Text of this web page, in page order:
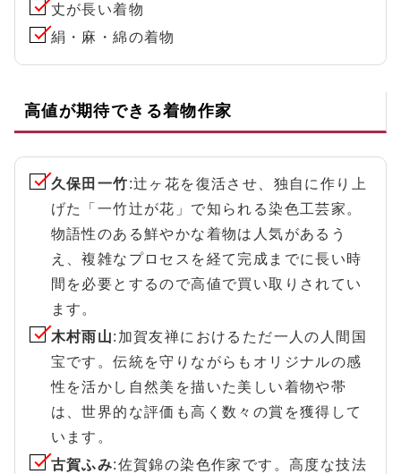
丈が長い着物
絹・麻・綿の着物
高値が期待できる着物作家
久保田一竹:辻ヶ花を復活させ、独自に作り上
げた「一竹辻が花」で知られる染色工芸家。
物語性のある鮮やかな着物は人気があるう
え、複雑なプロセスを経て完成までに長い時
間を必要とするので高値で買い取りされてい
ます。
木村雨山:加賀友禅におけるただ一人の人間国
宝です。伝統を守りながらもオリジナルの感
性を活かし自然美を描いた美しい着物や帯
は、世界的な評価も高く数々の賞を獲得して
います。
古賀ふみ:佐賀錦の染色作家です。高度な技法